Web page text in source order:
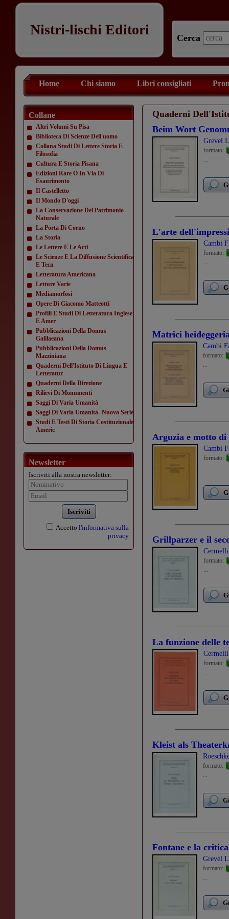
Nistri-lischi Editori
Cerca
Home Chi siamo Libri consigliati
Collane
Altri Volumi Su Pisa
Biblioteca Di Scienze Dell'uomo
Collana Studi Di Lettere Storia E
Filosofia
Cultura E Storia Pisana
Edizioni Rare O In Via Di
Esaurimento
Il Castelletto
Il Mondo D'oggi
La Conservazione Del Patrimonio
Naturale
La Porta Di Corno
La Storia
Le Lettere E Le Arti
Le Scienze E La Diffusione Scientifica
E Tecn
Letteratura Americana
Letture Varie
Mediamorfosi
Opere Di Giacomo Matteotti
Profili E Studi Di Letteratura Inglese
E Amer
Pubblicazioni Della Domus
Galilaeana
Pubblicazioni Della Domus
Mazziniana
Quaderni Dell'Istituto Di Lingua E
Letteratur
Quaderni Della Direzione
Rilievi Di Monumenti
Saggi Di Varia Umanità
Saggi Di Varia Umanità- Nuova Serie
Studi E Testi Di Storia Costituzionale
Americ
Newsletter
Iscriviti alla nostra newsletter:
Iscriviti
Accetto l'informativa sulla
privacy
Quaderni
Beim Wort
Grevel
formato:
...
L'arte
Cambi
formato:
...
Matrici
Cambi
formato:
...
Arguzia e motto di
Cambi
formato:
...
Grillparzer e il
formato:
...
La funzione delle
formato:
...
Kleist als
formato:
...
Fontane e la
Grevel
formato:
...